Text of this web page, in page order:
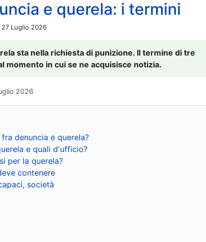
e querela: i termini
27 Luglio 2026
sta nella richiesta di punizione. Il termine di tre
momento in cui se ne acquisisce notizia.
2026
denuncia e querela?
e quali d'ufficio?
per la querela?
contenere
società